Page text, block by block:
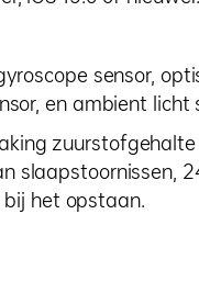
sensor,
en ambient licht
slaapstoornissen,
het opstaan.